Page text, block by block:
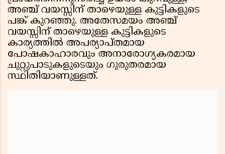
അഞ്ച് വയസ്സിന് താഴെയുള്ള കുട്ടികളുടെ
പങ്ക് കുറഞ്ഞു. അതേസമയം അഞ്ച്
വയസ്സിന് താഴെയുള്ള കുട്ടികളുടെ
കാര്യത്തില്‍ അപര്യാപ്തമായ
പോഷകാഹാരവും അനാരോഗ്യകരമായ
ചുറ്റുപാടുകളുടെയും ഗുരുതരമായ
സ്ഥിതിയാണുള്ളത്.